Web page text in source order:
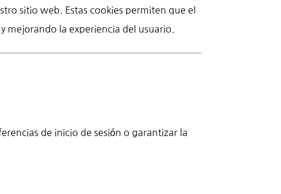
sitio web. Estas cookies permiten que el
la experiencia del usuario.
de inicio de sesión o garantizar la